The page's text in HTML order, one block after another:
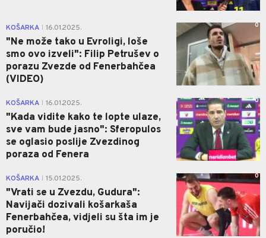
KOŠARKA 16.01.2025.
"Ne može tako u Evroligi, loše
smo ovo izveli": Filip Petrušev o
porazu Zvezde od Fenerbahčea
(VIDEO)
0
KOŠARKA 16.01.2025.
"Kada vidite kako te lopte ulaze,
sve vam bude jasno": Sferopulos
se oglasio poslije Zvezdinog
poraza od Fenera
0
KOŠARKA 15.01.2025.
"Vrati se u Zvezdu, Gudura":
Navijači dozivali košarkaša
Fenerbahčea, vidjeli su šta im je
poručio!
0